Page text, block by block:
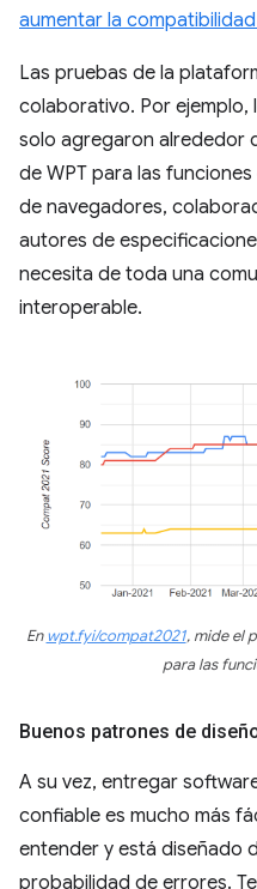
aumentar la
Las pruebas de la
colaborativo. Por ejemplo,
solo agregaron alrededor
de WPT para las
de navegadores,
autores de
necesita de toda una
interoperable.
Enwpt.fyi/compat2021, mide el
para las
Buenos patrones de
A su vez, entregar
confiable es mucho más
entender y está diseñado
probabilidad de errores.